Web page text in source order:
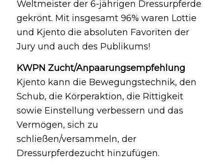
Weltmeister der 6-jährigen Dressurpferde
gekrönt. Mit insgesamt 96% waren Lottie
und Kjento die absoluten Favoriten der
Jury und auch des Publikums!
KWPN Zucht/Anpaarungsempfehlung
Kjento kann die Bewegungstechnik, den
Schub, die Körperaktion, die Rittigkeit
sowie Einstellung verbessern und das
Vermögen, sich zu
schließen/versammeln, der
Dressurpferdezucht hinzufügen.